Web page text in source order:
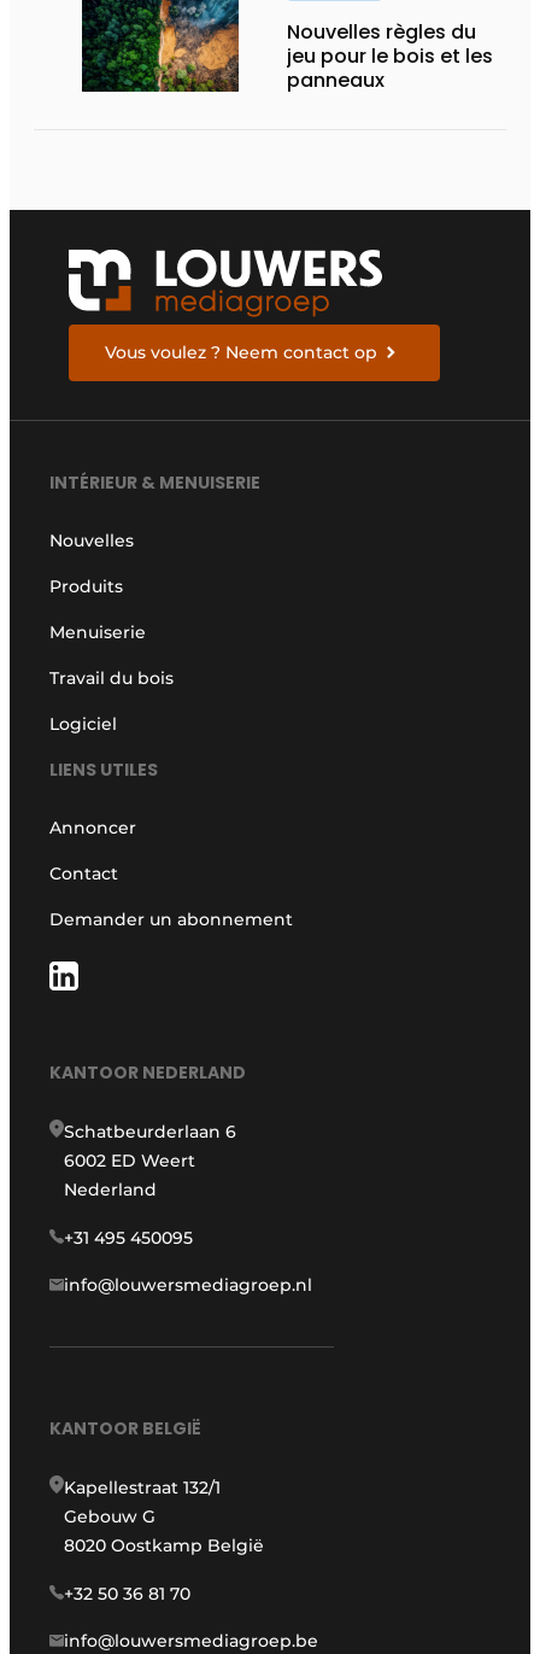
Nouvelles règles du
jeu pour le bois et les
panneaux
Vous voulez ? Neem contact op
INTÉRIEUR & MENUISERIE
Nouvelles
Produits
Menuiserie
Travail du bois
Logiciel
LIENS UTILES
Annoncer
Contact
Demander un abonnement
KANTOOR NEDERLAND
Schatbeurderlaan 6
6002 ED Weert
Nederland
+31 495 450095
info@louwersmediagroep.nl
KANTOOR BELGIË
Kapellestraat 132/1
Gebouw G
8020 Oostkamp België
+32 50 36 81 70
info@louwersmediagroep.be